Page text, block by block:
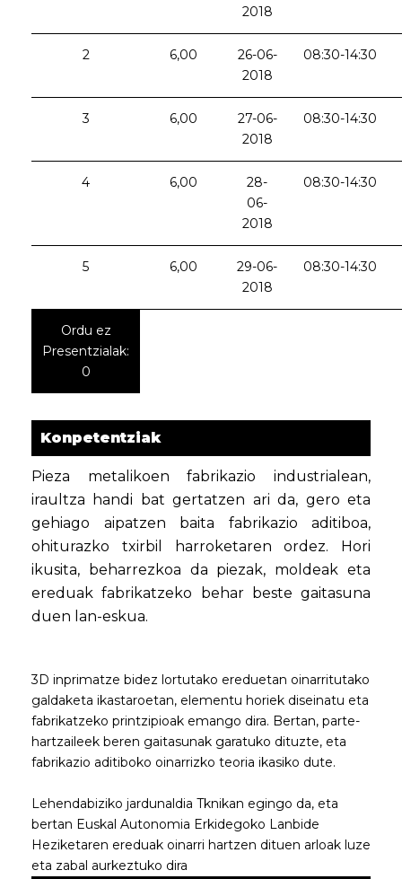
2018
2 6,00
26-06-
2018
08:30-14:30
3 6,00
27-06-
2018
08:30-14:30
4 6,00
28-
06-
2018
08:30-14:30
5 6,00
29-06-
2018
08:30-14:30
Ordu ez
Presentzialak:
0
Konpetentziak
Pieza metalikoen fabrikazio industrialean,
iraultza handi bat gertatzen ari da, gero eta
gehiago aipatzen baita fabrikazio aditiboa,
ohiturazko txirbil harroketaren ordez. Hori
ikusita, beharrezkoa da piezak, moldeak eta
ereduak fabrikatzeko behar beste gaitasuna
duen lan-eskua.
3D inprimatze bidez lortutako ereduetan oinarritutako
galdaketa ikastaroetan, elementu horiek diseinatu eta
fabrikatzeko printzipioak emango dira. Bertan, parte-
hartzaileek beren gaitasunak garatuko dituzte, eta
fabrikazio aditiboko oinarrizko teoria ikasiko dute.
Lehendabiziko jardunaldia Tknikan egingo da, eta
bertan Euskal Autonomia Erkidegoko Lanbide
Heziketaren ereduak oinarri hartzen dituen arloak luze
eta zabal aurkeztuko dira